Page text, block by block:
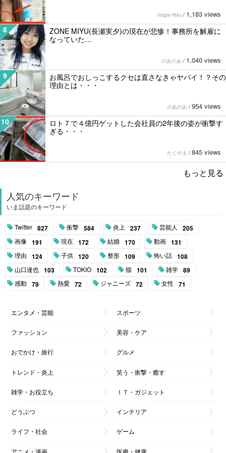
nagai ritsu / 1,183 views
8
ZONE MIYU(長瀬実夕)の現在が悲惨！事務所を解雇に
なっていた…
のあのあ / 1,040 views
9
お風呂でおしっこするクセは直さなきゃヤバイ！？その
理由とは・・・
のあのあ / 954 views
10
ロト７で４億円ゲットした会社員の2年後の姿が衝撃す
ぎる・・・
たくやま / 845 views
もっと見る
人気のキーワード
いま話題のキーワード
Twitter 827 衝撃 584 炎上 237 芸能人 205
画像 191 現在 172 結婚 170 動画 131
理由 124 子供 120 整形 109 怖い話 108
山口達也 103 TOKIO 102 猫 101 雑学 89
感動 79 熱愛 72 ジャニーズ 72 女性 71
エンタメ・芸能 スポーツ
ファッション 美容・ケア
おでかけ・旅行 グルメ
トレンド・炎上 笑う・衝撃・癒す
雑学・お役立ち ＩＴ・ガジェット
どうぶつ インテリア
ライフ・社会 ゲーム
アニメ・漫画 医療・健康